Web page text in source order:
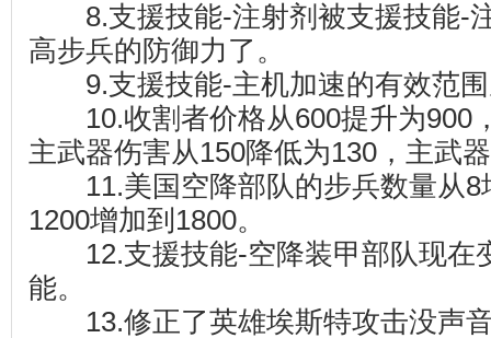
8.支援技能-注射剂被支援技能-
高步兵的防御力了。
9.支援技能-主机加速的有效范围
10.收割者价格从600提升为900
主武器伤害从150降低为130，主武
11.美国空降部队的步兵数量从8
1200增加到1800。
12.支援技能-空降装甲部队现在
能。
13.修正了英雄埃斯特攻击没声